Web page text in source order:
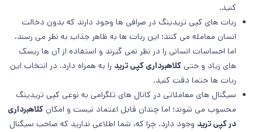
کنید.
ربات های کپی تریدینگ در صرافی ها وجود دارند که بدون دخالت
انسان معامله می کنند؛ این ربات ها به ظاهر جذاب به نظر می رسند،
اما احساسات انسانی را در نظر نمی گیرند و استفاده از آن ها ریسک
های زیاد و حتی کلاهبرداری کپی ترید را به همراه دارد. در انتخاب این
ربات ها حتما دقت کنید.
سیگنال های معاملاتی در کانال های تلگرامی به نوعی کپی تریدینگ
محسوب می شوند؛ اما چندان قابل اعتماد نیست و امکان کلاهبرداری
در کپی ترید وجود دارد. چرا که، شما اطلاعی ندارید که صاحب سیگنال